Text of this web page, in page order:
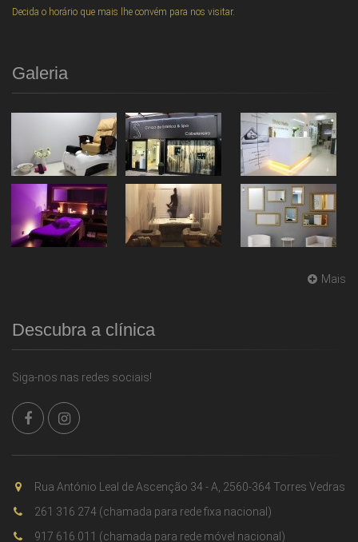
Decida o horário que mais lhe convém para nos visitar.
Galeria
Mais
Descubra a clínica
Siga-nos nas redes sociais!
Rua António Leal de Ascenção 34 - A, 2560-364 Torres Vedras
261 316 274 (chamada para rede fixa nacional)
917 616 011 (chamada para rede móvel nacional)